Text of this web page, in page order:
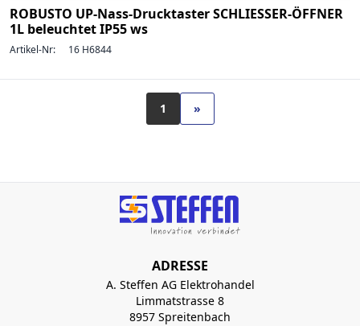
ROBUSTO UP-Nass-Drucktaster SCHLIESSER-ÖFFNER
1L beleuchtet IP55 ws
Artikel-Nr: 16 H6844
1 »
ADRESSE
A. Steffen AG Elektrohandel
Limmatstrasse 8
8957 Spreitenbach